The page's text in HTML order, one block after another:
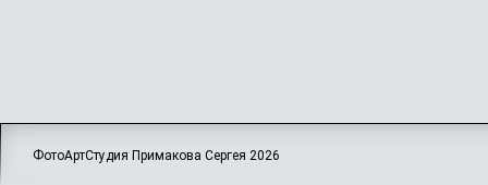
ФотоАртСтудия Примакова Сергея 2026